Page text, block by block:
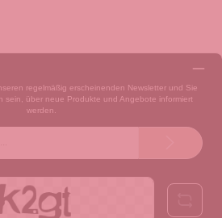
regelmäßig erscheinenden Newsletter und Sie
sein, über neue Produkte und Angebote informiert
werden.